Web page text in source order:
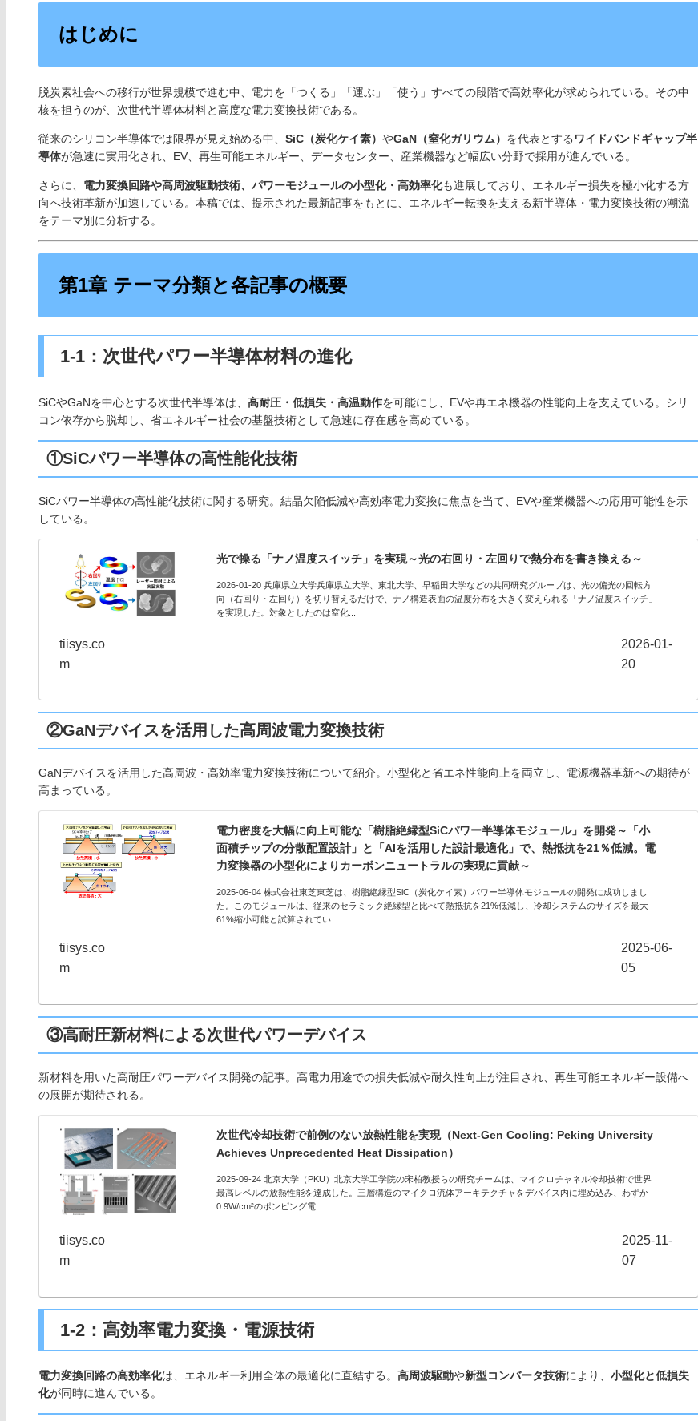
はじめに
脱炭素社会への移行が世界規模で進む中、電力を「つくる」「運ぶ」「使う」すべての段階で高効率化が求められている。その中
核を担うのが、次世代半導体材料と高度な電力変換技術である。
従来のシリコン半導体では限界が見え始める中、 SiC（炭化ケイ素） やGaN（窒化ガリウム） を代表とする ワイドバンドギャップ半
導体が急速に実用化され、EV、再生可能エネルギー、データセンター、産業機器など幅広い分野で採用が進んでいる。
さらに、 電力変換回路や高周波駆動技術、パワーモジュールの小型化・高効率化も進展しており、エネルギー損失を極小化する方
向へ技術革新が加速している。本稿では、提示された最新記事をもとに、エネルギー転換を支える新半導体・電力変換技術の潮流
をテーマ別に分析する。
第1章 テーマ分類と各記事の概要
1-1：次世代パワー半導体材料の進化
SiCやGaNを中心とする次世代半導体は、 高耐圧・低損失・高温動作を可能にし、EVや再エネ機器の性能向上を支えている。シリ
コン依存から脱却し、省エネルギー社会の基盤技術として急速に存在感を高めている。
①SiCパワー半導体の高性能化技術
SiCパワー半導体の高性能化技術に関する研究。結晶欠陥低減や高効率電力変換に焦点を当て、EVや産業機器への応用可能性を示
している。
光で操る「ナノ温度スイッチ」を実現～光の右回り・左回りで熱分布を書き換える～
2026-01-20 兵庫県立大学兵庫県立大学、東北大学、早稲田大学などの共同研究グループは、光の偏光の回転方
向（右回り・左回り）を切り替えるだけで、ナノ構造表面の温度分布を大きく変えられる「ナノ温度スイッチ」
を実現した。対象としたのは窒化...
tiisys.co
m
2026-01-
20
②GaNデバイスを活用した高周波電力変換技術
GaNデバイスを活用した高周波・高効率電力変換技術について紹介。小型化と省エネ性能向上を両立し、電源機器革新への期待が
高まっている。
電力密度を大幅に向上可能な「樹脂絶縁型SiCパワー半導体モジュール」を開発～「小
面積チップの分散配置設計」と「AIを活用した設計最適化」で、熱抵抗を21％低減。電
力変換器の小型化によりカーボンニュートラルの実現に貢献～
2025-06-04 株式会社東芝東芝は、樹脂絶縁型SiC（炭化ケイ素）パワー半導体モジュールの開発に成功しまし
た。このモジュールは、従来のセラミック絶縁型と比べて熱抵抗を21%低減し、冷却システムのサイズを最大
61%縮小可能と試算されてい...
tiisys.co
m
2025-06-
05
③高耐圧新材料による次世代パワーデバイス
新材料を用いた高耐圧パワーデバイス開発の記事。高電力用途での損失低減や耐久性向上が注目され、再生可能エネルギー設備へ
の展開が期待される。
次世代冷却技術で前例のない放熱性能を実現（Next-Gen Cooling: Peking University
Achieves Unprecedented Heat Dissipation）
2025-09-24 北京大学（PKU）北京大学工学院の宋柏教授らの研究チームは、マイクロチャネル冷却技術で世界
最高レベルの放熱性能を達成した。三層構造のマイクロ流体アーキテクチャをデバイス内に埋め込み、わずか
0.9W/cm²のポンピング電...
tiisys.co
m
2025-11-
07
1-2：高効率電力変換・電源技術
電力変換回路の高効率化は、エネルギー利用全体の最適化に直結する。 高周波駆動や新型コンバータ技術により、 小型化と低損失
化が同時に進んでいる。